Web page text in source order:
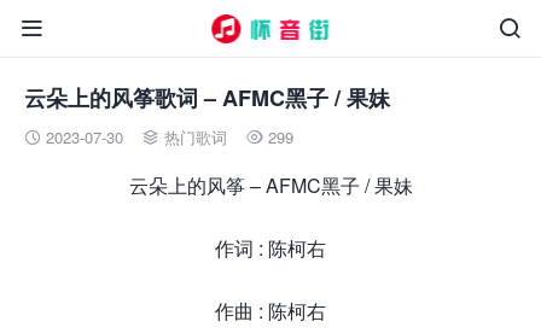


云朵上的风筝歌词 – AFMC黑子 / 果妹
 2023-07-30  热门歌词  299
云朵上的风筝 – AFMC黑子 / 果妹
作词 : 陈柯右
作曲 : 陈柯右